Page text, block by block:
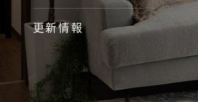
更新情報